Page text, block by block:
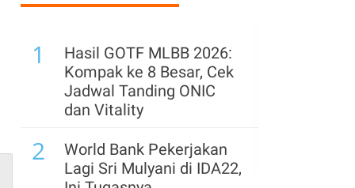
Ketersediaan AQUA di
Tengah Potensi El Nino
dan Lonjakan
Permintaan
6
Perkuat Pasar di Jawa
Barat, Semen Indonesia
(SMGR) Hadirkan Lagi
1
Hasil GOTF MLBB 2026:
Kompak ke 8 Besar, Cek
Jadwal Tanding ONIC
dan Vitality
2
World Bank Pekerjakan
Lagi Sri Mulyani di IDA22,